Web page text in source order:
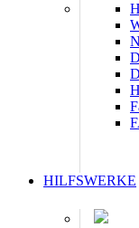
HILFSWERKE